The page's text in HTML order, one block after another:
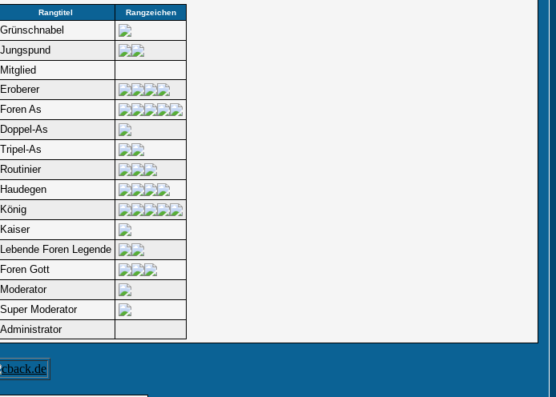
Rangtitel Rangzeichen
Grünschnabel
Jungspund
Mitglied
Eroberer
Foren As
Doppel-As
Tripel-As
Routinier
Haudegen
König
Kaiser
Lebende Foren Legende
Foren Gott
Moderator
Super Moderator
Administrator